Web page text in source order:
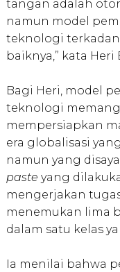
tangan adalah
namun model
teknologi
baiknya,” kata Heri
Bagi Heri, model
teknologi
mempersiapkan
era globalisasi
namun yang
paste yang
mengerjakan
menemukan lima
dalam satu kelas
Ia menilai bahwa